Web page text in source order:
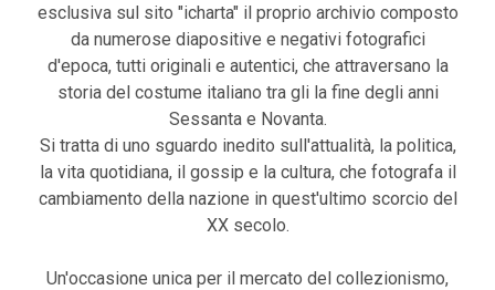
esclusiva sul sito "icharta" il proprio archivio composto
da numerose diapositive e negativi fotografici
d'epoca, tutti originali e autentici, che attraversano la
storia del costume italiano tra gli la fine degli anni
Sessanta e Novanta.
Si tratta di uno sguardo inedito sull'attualità, la politica,
la vita quotidiana, il gossip e la cultura, che fotografa il
cambiamento della nazione in quest'ultimo scorcio del
XX secolo.
Un'occasione unica per il mercato del collezionismo,